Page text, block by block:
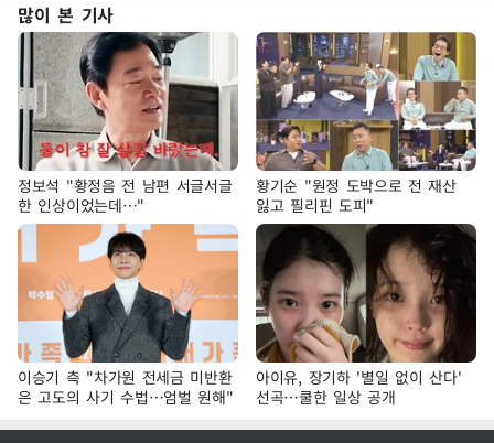
많이 본 기사
정보석 "황정음 전 남편 서글서글
한 인상이었는데…"
황기순 "원정 도박으로 전 재산
잃고 필리핀 도피"
이승기 측 "차가원 전세금 미반환
은 고도의 사기 수법…엄벌 원해"
아이유, 장기하 '별일 없이 산다'
선곡…쿨한 일상 공개